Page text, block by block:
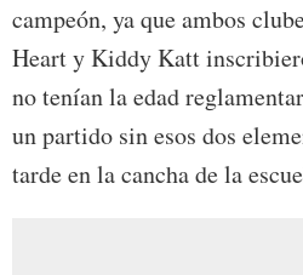
campeón, ya que ambos
Heart y Kiddy Katt
no tenían la edad
un partido sin esos dos
tarde en la cancha de la